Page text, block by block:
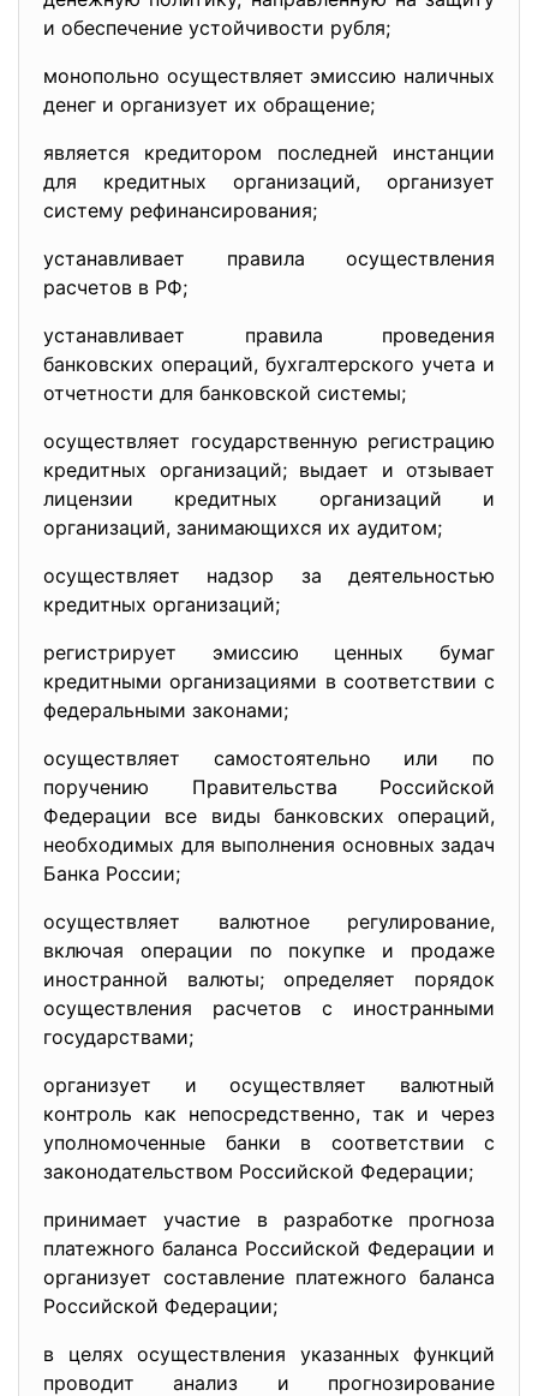
и обеспечение устойчивости рубля;
монопольно осуществляет эмиссию наличных
денег и организует их обращение;
является кредитором последней инстанции
для кредитных организаций, организует
систему рефинансирования;
устанавливает правила осуществления
расчетов в РФ;
устанавливает правила проведения
банковских операций, бухгалтерского учета и
отчетности для банковской системы;
осуществляет государственную регистрацию
кредитных организаций; выдает и отзывает
лицензии кредитных организаций и
организаций, занимающихся их аудитом;
осуществляет надзор за деятельностью
кредитных организаций;
регистрирует эмиссию ценных бумаг
кредитными организациями в соответствии с
федеральными законами;
осуществляет самостоятельно или по
поручению Правительства Российской
Федерации все виды банковских операций,
необходимых для выполнения основных задач
Банка России;
осуществляет валютное регулирование,
включая операции по покупке и продаже
иностранной валюты; определяет порядок
осуществления расчетов с иностранными
государствами;
организует и осуществляет валютный
контроль как непосредственно, так и через
уполномоченные банки в соответствии с
законодательством Российской Федерации;
принимает участие в разработке прогноза
платежного баланса Российской Федерации и
организует составление платежного баланса
Российской Федерации;
в целях осуществления указанных функций
проводит анализ и прогнозирование